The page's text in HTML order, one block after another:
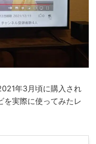
年3月頃に購入され
実際に使ってみたレ